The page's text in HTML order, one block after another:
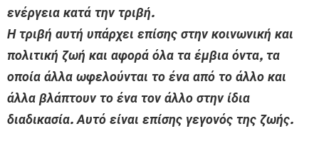
ενέργεια κατά την τριβή.
Η τριβή αυτή υπάρχει επίσης στην κοινωνική και
πολιτική ζωή και αφορά όλα τα έμβια όντα, τα
οποία άλλα ωφελούνται το ένα από το άλλο και
άλλα βλάπτουν το ένα τον άλλο στην ίδια
διαδικασία. Αυτό είναι επίσης γεγονός της ζωής.